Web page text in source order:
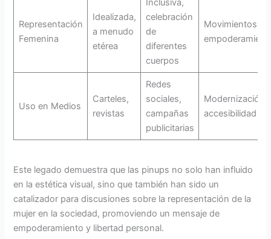
Representación
Femenina
Idealizada,
a menudo
etérea
Inclusiva,
celebración
de
diferentes
cuerpos
Movimientos de
Uso en Medios
Carteles,
revistas
Redes
sociales,
campañas
publicitarias
Modernización
accesibilidad
Este legado demuestra que las pinups no solo han influido
en la estética visual, sino que también han sido un
catalizador para discusiones sobre la representación de la
mujer en la sociedad, promoviendo un mensaje de
empoderamiento y libertad personal.